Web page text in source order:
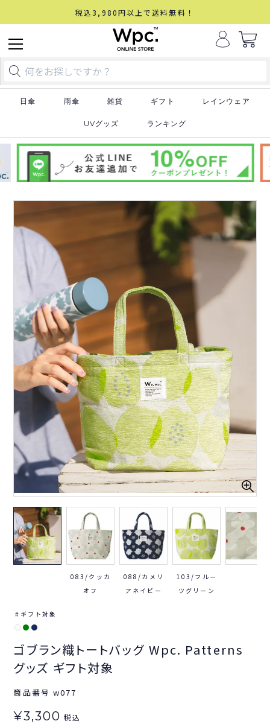
税込3,980円以上で送料無料！
日傘 雨傘 雑貨 ギフト レインウェア
UVグッズ ランキング
083/クッカ
オフ
088/カメリ
アネイビー
103/フルー
ツグリーン
ギフト対象
ゴブラン織トートバッグ Wpc. Patterns
グッズ ギフト対象
商品番号 w077
¥3,300 税込